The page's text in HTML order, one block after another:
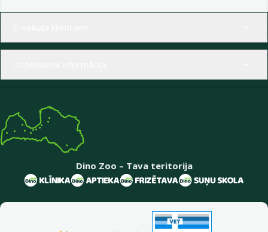
Dino Zoo – Tava teritorija